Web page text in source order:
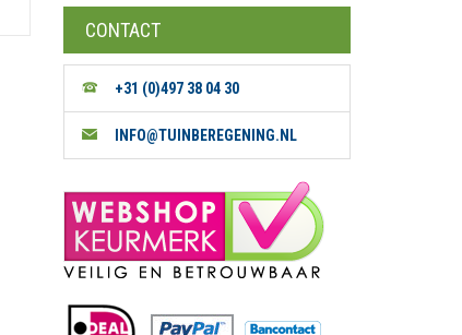
CONTACT
+31 (0)497 38 04 30
INFO@TUINBEREGENING.NL